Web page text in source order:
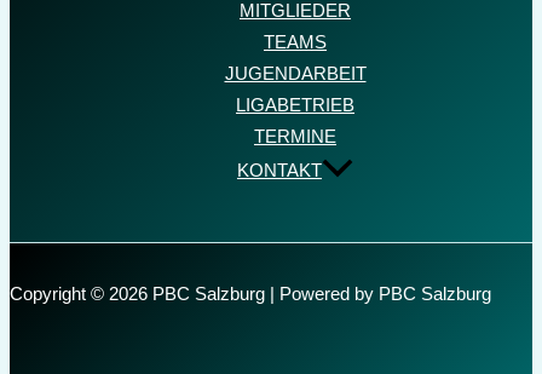
MITGLIEDER
TEAMS
JUGENDARBEIT
LIGABETRIEB
TERMINE
KONTAKT
Copyright © 2026 PBC Salzburg | Powered by PBC Salzburg